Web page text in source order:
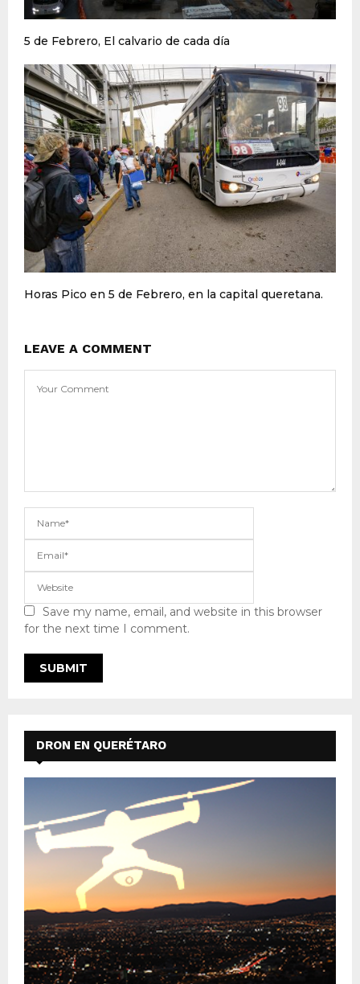
5 de Febrero, El calvario de cada día
Horas Pico en 5 de Febrero, en la capital queretana.
LEAVE A COMMENT
Save my name, email, and website in this browser
for the next time I comment.
DRON EN QUERÉTARO